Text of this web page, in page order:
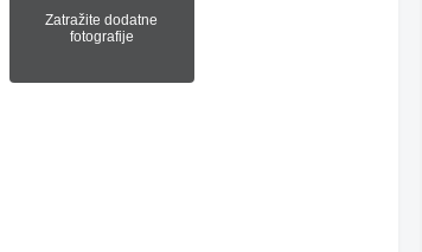
Zatražite dodatne
fotografije